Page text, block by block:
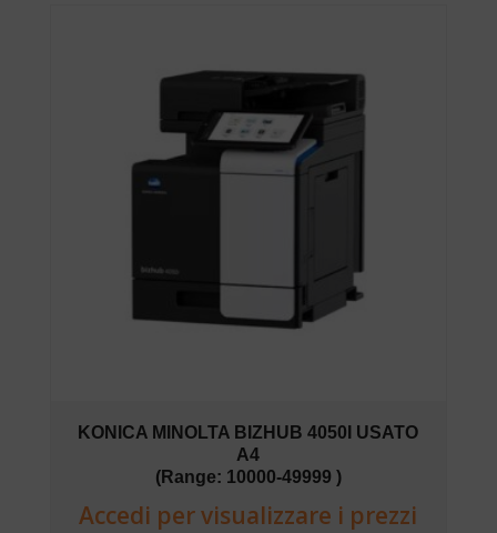
KONICA MINOLTA BIZHUB 4050I USATO
A4
(Range: 10000-49999 )
Accedi per visualizzare i prezzi